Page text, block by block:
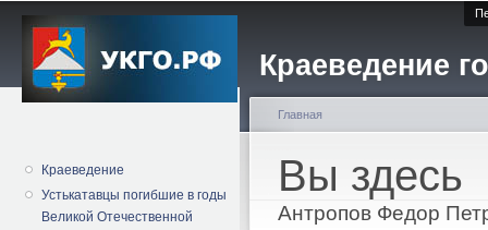
Краеведение
Краеведение
Устькатавцы погибшие в годы
Великой Отечественной
Вы здесь
Главная
Антропов Федор